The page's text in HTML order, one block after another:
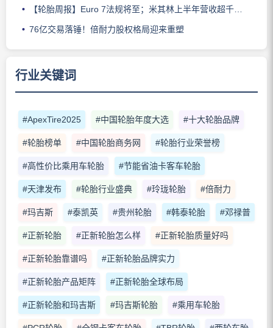
【轮胎周报】Euro 7法规将至；米其林上半年营收超千亿；倍耐力上半年盈利稳增；龙星炭黑斩获欧洲近万吨订单
76亿交易落锤！倍耐力股权格局迎来重塑
行业关键词
#ApexTire2025 #中国轮胎年度大选 #十大轮胎品牌
#轮胎榜单 #中国轮胎商务网 #轮胎行业荣誉榜
#高性价比乘用车轮胎 #节能省油卡客车轮胎
#天津发布 #轮胎行业盛典 #玲珑轮胎 #倍耐力
#玛吉斯 #泰凯英 #贵州轮胎 #韩泰轮胎 #邓禄普
#正新轮胎 #正新轮胎怎么样 #正新轮胎质量好吗
#正新轮胎靠谱吗 #正新轮胎品牌实力
#正新轮胎产品矩阵 #正新轮胎全球布局
#正新轮胎和玛吉斯 #玛吉斯轮胎 #乘用车轮胎